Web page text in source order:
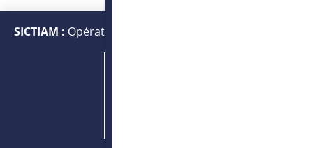
SICTIAM : Opérateur public de services numériques et